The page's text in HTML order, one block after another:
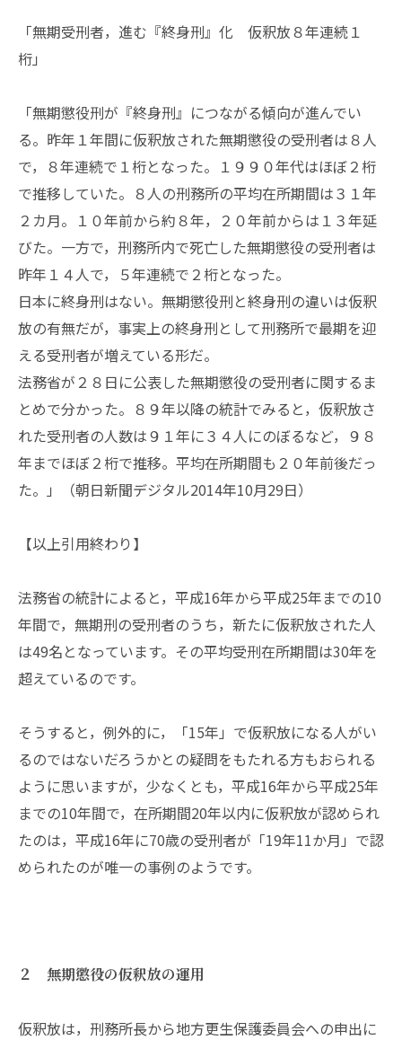
「無期受刑者，進む『終身刑』化 仮釈放８年連続１
桁」
「無期懲役刑が『終身刑』につながる傾向が進んでい
る。昨年１年間に仮釈放された無期懲役の受刑者は８人
で，８年連続で１桁となった。１９９０年代はほぼ２桁
で推移していた。８人の刑務所の平均在所期間は３１年
２カ月。１０年前から約８年，２０年前からは１３年延
びた。一方で，刑務所内で死亡した無期懲役の受刑者は
昨年１４人で，５年連続で２桁となった。
日本に終身刑はない。無期懲役刑と終身刑の違いは仮釈
放の有無だが，事実上の終身刑として刑務所で最期を迎
える受刑者が増えている形だ。
法務省が２８日に公表した無期懲役の受刑者に関するま
とめで分かった。８９年以降の統計でみると，仮釈放さ
れた受刑者の人数は９１年に３４人にのぼるなど，９８
年までほぼ２桁で推移。平均在所期間も２０年前後だっ
た。」（朝日新聞デジタル2014年10月29日）
【以上引用終わり】
法務省の統計によると，平成16年から平成25年までの10
年間で，無期刑の受刑者のうち，新たに仮釈放された人
は49名となっています。その平均受刑在所期間は30年を
超えているのです。
そうすると，例外的に，「15年」で仮釈放になる人がい
るのではないだろうかとの疑問をもたれる方もおられる
ように思いますが，少なくとも，平成16年から平成25年
までの10年間で，在所期間20年以内に仮釈放が認められ
たのは，平成16年に70歳の受刑者が「19年11か月」で認
められたのが唯一の事例のようです。
２ 無期懲役の仮釈放の運用
仮釈放は，刑務所長から地方更生保護委員会への申出に